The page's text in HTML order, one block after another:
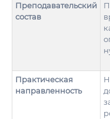
Преподавательский
состав
Практическая
направленность